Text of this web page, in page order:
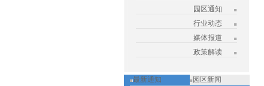
园区通知
行业动态
媒体报道
政策解读
最新通知 园区新闻